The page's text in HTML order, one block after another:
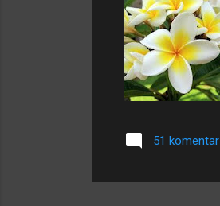
51 komentar